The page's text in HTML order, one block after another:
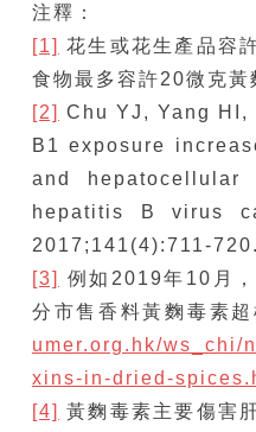
注釋：
[1] 花生或花生產品容
食物最多容許20微克黃
[2] Chu YJ, Yang
B1 exposure
and hepatocellular
hepatitis B virus
2017;141(4):711-
[3]
例如2019年10月
分市售香料黃麴毒素超
umer.org.hk/ws_chi/
xins-in-dried-
[4] 黃麴毒素主要傷害